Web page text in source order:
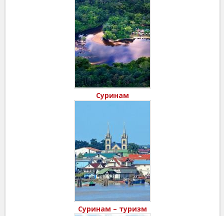
Суринам
Суринам – туризм